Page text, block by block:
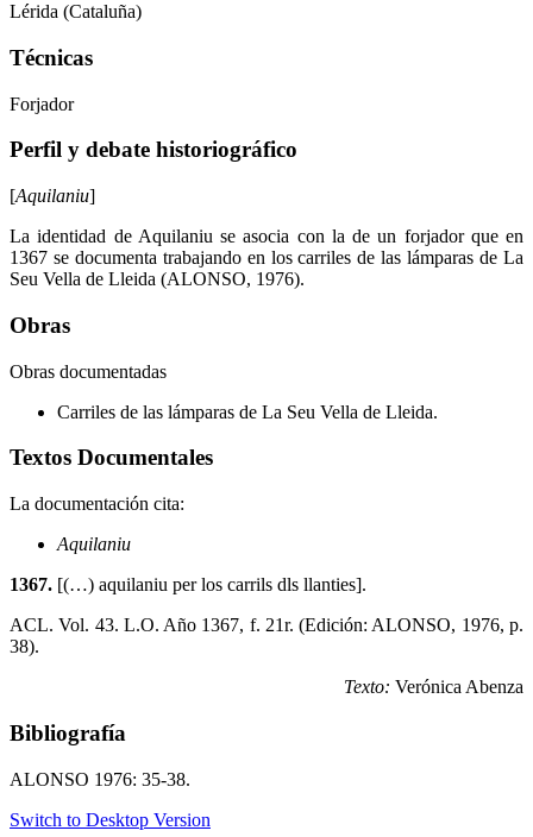
Lérida (Cataluña)
Técnicas
Forjador
Perfil y debate historiográfico
[Aquilaniu]
La identidad de Aquilaniu se asocia con la de un forjador que en
1367 se documenta trabajando en los carriles de las lámparas de La
Seu Vella de Lleida (ALONSO, 1976).
Obras
Obras documentadas
Carriles de las lámparas de La Seu Vella de Lleida.
Textos Documentales
La documentación cita:
Aquilaniu
1367. [(…) aquilaniu per los carrils dls llanties].
ACL. Vol. 43. L.O. Año 1367, f. 21r. (Edición: ALONSO, 1976, p.
38).
Texto: Verónica Abenza
Bibliografía
ALONSO 1976: 35-38.
Switch to Desktop Version